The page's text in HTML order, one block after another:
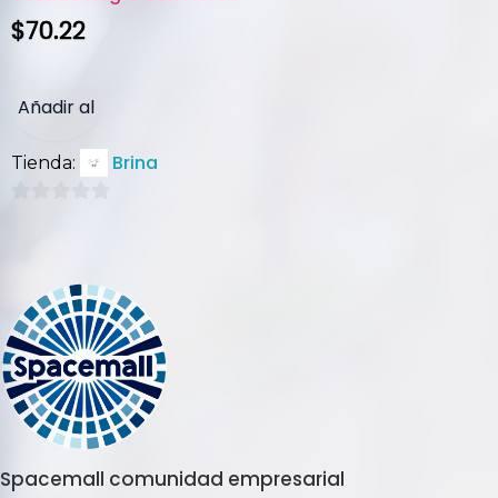
$70.22
Añadir al
carrito
Tienda: Brina
Spacemall comunidad empresarial